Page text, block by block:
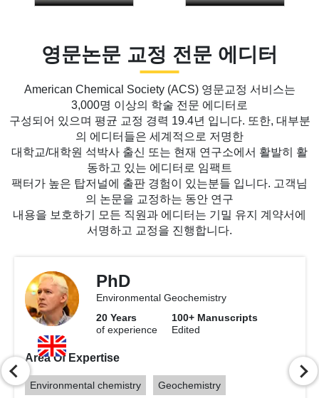
영문논문 교정 전문 에디터
American Chemical Society (ACS) 영문교정 서비스는
3,000명 이상의 학술 전문 에디터로
구성되어 있으며 평균 교정 경력 19.4년 입니다. 또한, 대부분
의 에디터들은 세계적으로 저명한
대학교/대학원 석박사 출신 또는 현재 연구소에서 활발히 활
동하고 있는 에디터로 임팩트
팩터가 높은 탑저널에 출판 경험이 있는분들 입니다. 고객님
의 논문을 교정하는 동안 연구
내용을 보호하기 모든 직원과 에디터는 기밀 유지 계약서에
서명하고 교정을 진행합니다.
MS
Physical Chemistry
12 Years
of experience
100+ Manuscripts
Edited
Area Of Expertise
Organic Chemistry Bioorganic Chemistry